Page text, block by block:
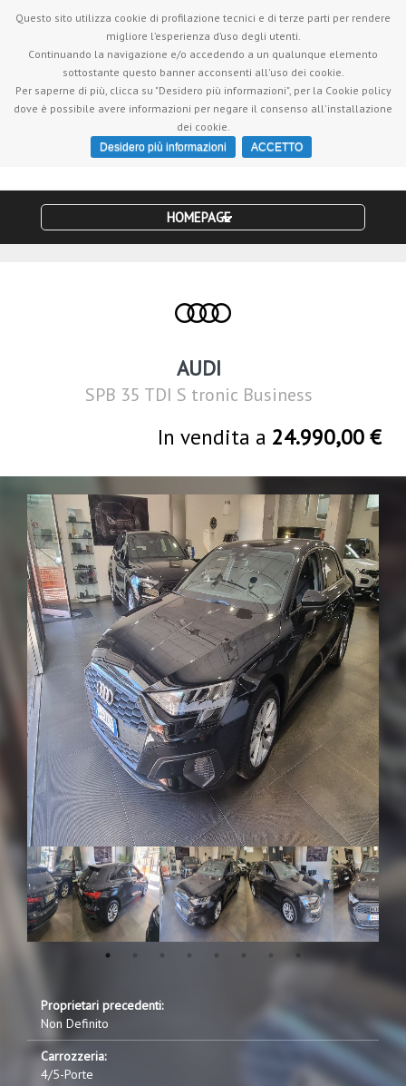
Servizio clienti +390818701532| Vieni a farci visita in Via
Torquato Tasso, 15 - 80054 Gragnano (NA)
HOMEPAGE
AUDI
SPB 35 TDI S tronic Business
In vendita a 24.990,00 €
Proprietari precedenti:
Non Definito
Carrozzeria:
4/5-Porte
Questo sito utilizza cookie di profilazione tecnici e di terze parti per rendere
migliore l’esperienza d’uso degli utenti.
Continuando la navigazione e/o accedendo a un qualunque elemento
sottostante questo banner acconsenti all'uso dei cookie.
Per saperne di più, clicca su "Desidero più informazioni", per la Cookie policy
dove è possibile avere informazioni per negare il consenso all'installazione
dei cookie.
Desidero più informazioni ACCETTO